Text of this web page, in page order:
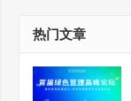
热门文章